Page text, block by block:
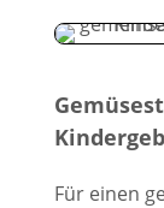
Für einen